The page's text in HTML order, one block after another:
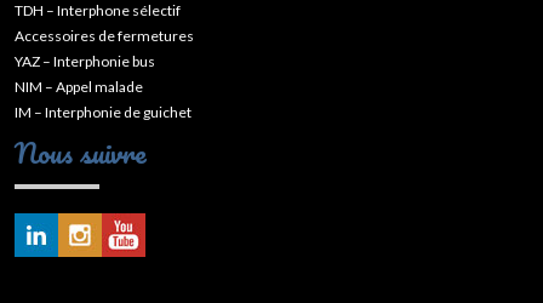
TDH – Interphone sélectif
Accessoires de fermetures
YAZ – Interphonie bus
NIM – Appel malade
IM – Interphonie de guichet
Nous suivre